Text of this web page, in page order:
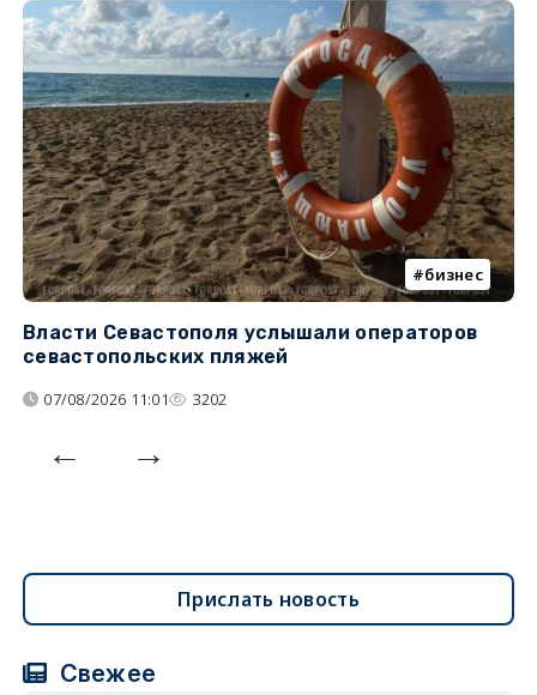
бизнес
Власти Севастополя услышали операторов
севастопольских пляжей
07/08/2026 11:01 3202
Прислать новость
Свежее